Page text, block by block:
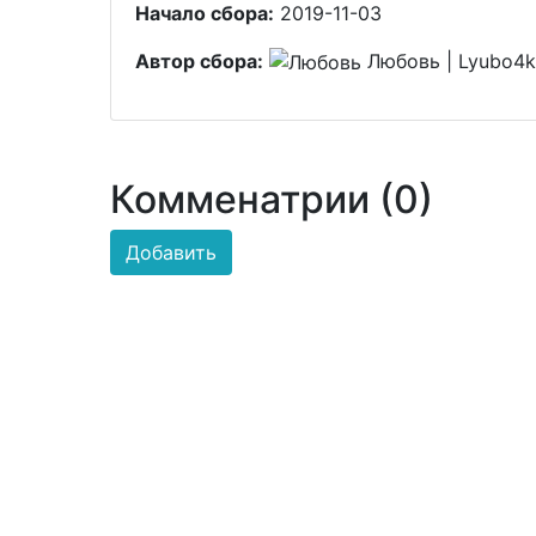
Начало сбора: 2019-11-03
Автор сбора:
Любовь |
Комменатрии (0)
Добавить